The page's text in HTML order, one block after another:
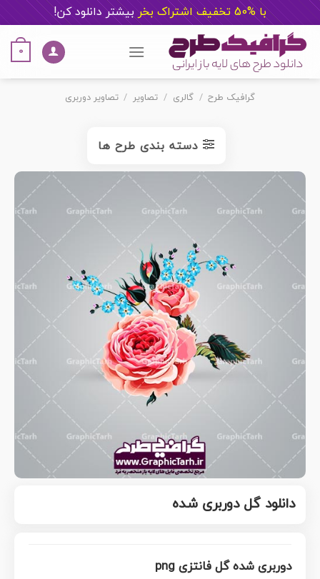
با %50 تخفیف اشتراک بخر بیشتر دانلود کن!
content
0
گرافیک طرح / گالری / تصاویر / تصاویر دوربری
دسته بندی طرح ها
دانلود گل دوربری شده
دوربری شده گل فانتزی png